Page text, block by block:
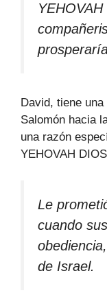
David, tiene
Salomón hacia
una razón
YEHOVAH
Le
cuando
de Israel.